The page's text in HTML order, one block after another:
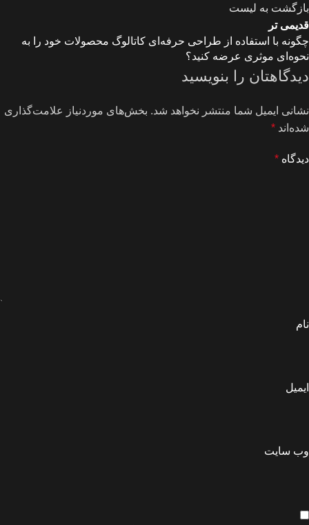
بازگشت به لیست
قدیمی تر
چگونه با استفاده از طراحی حرفه‌ای کاتالوگ محصولات خود را به
نحوه‌ای موثری عرضه کنید؟
دیدگاهتان را بنویسید
نشانی ایمیل شما منتشر نخواهد شد. بخش‌های موردنیاز علامت‌گذاری
شده‌اند *
دیدگاه *
نام
ایمیل
وب‌ سایت